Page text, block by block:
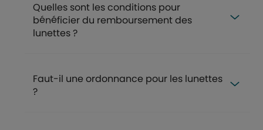
Quelles sont les conditions pour
bénéficier du remboursement des
lunettes ?
Faut-il une ordonnance pour les lunettes
?